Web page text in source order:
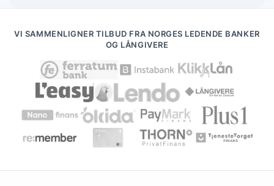
VI SAMMENLIGNER TILBUD FRA NORGES LEDENDE BANKER
OG LÅNGIVERE